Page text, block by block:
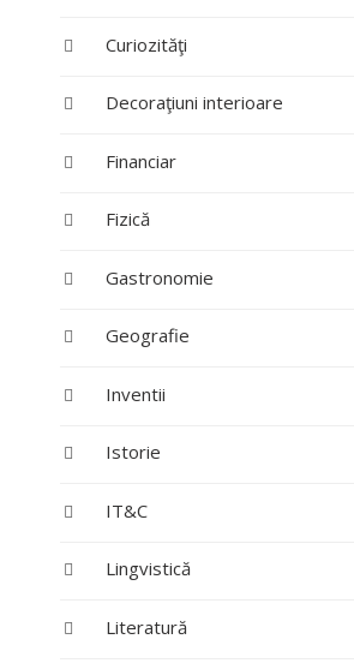
Curiozităţi
Decoraţiuni interioare
Financiar
Fizică
Gastronomie
Geografie
Inventii
Istorie
IT&C
Lingvistică
Literatură